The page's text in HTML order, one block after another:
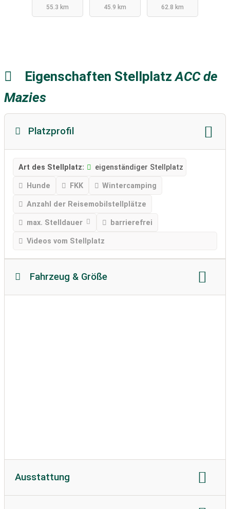
55.3 km
45.9 km
62.8 km
Eigenschaften StellplatzACC de
Mazies
Platzprofil
Art des Stellplatz: eigenständiger Stellplatz
Hunde FKK Wintercamping
Anzahl der Reisemobilstellplätze
max. Stelldauer barrierefrei
Videos vom Stellplatz
Fahrzeug & Größe
Ausstattung